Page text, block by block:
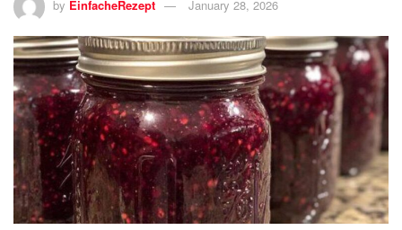
by EinfacheRezept January 28, 2026